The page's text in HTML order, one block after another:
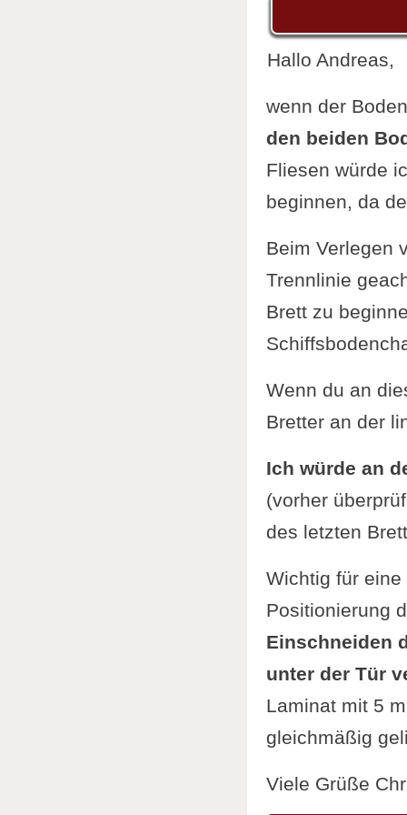
Hallo Andreas,
wenn der
den beiden
Fliesen würde
beginnen, da
Beim Verlegen
Trennlinie
Brett zu
Wenn du an
Bretter an der
Ich würde an
(vorher
des letzten
Wichtig für
Positionierung
Einschneiden
unter der Tür
Laminat mit 5
gleichmäßig
Viele Grüße